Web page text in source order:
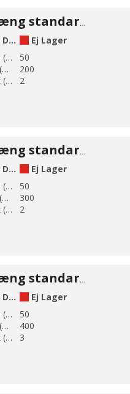
Forhæng standard PVC 200×2mm 50m
DA50-200
Ej Lager
Længde (m):
50
Bredde (mm):
200
Godstyk (mm):
2
Forhæng standard PVC 300×2mm 50m
DA50-300
Ej Lager
Længde (m):
50
Bredde (mm):
300
Godstyk (mm):
2
Forhæng standard PVC 400×3mm 50m
DA50-400
Ej Lager
Længde (m):
50
Bredde (mm):
400
Godstyk (mm):
3